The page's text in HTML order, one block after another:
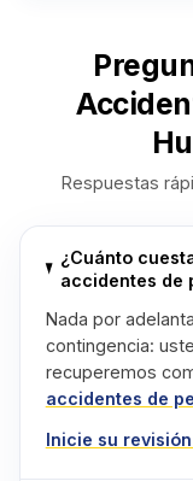
Respuestas
¿Cuánto
accidentes de
Nada por
contingencia:
recuperemos
accidentes de
Inicie su